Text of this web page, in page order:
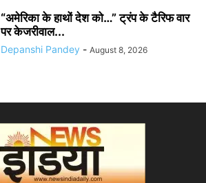
“अमेरिका के हाथों देश को…” ट्रंप के टैरिफ वार
पर केजरीवाल...
Depanshi Pandey - August 8, 2026